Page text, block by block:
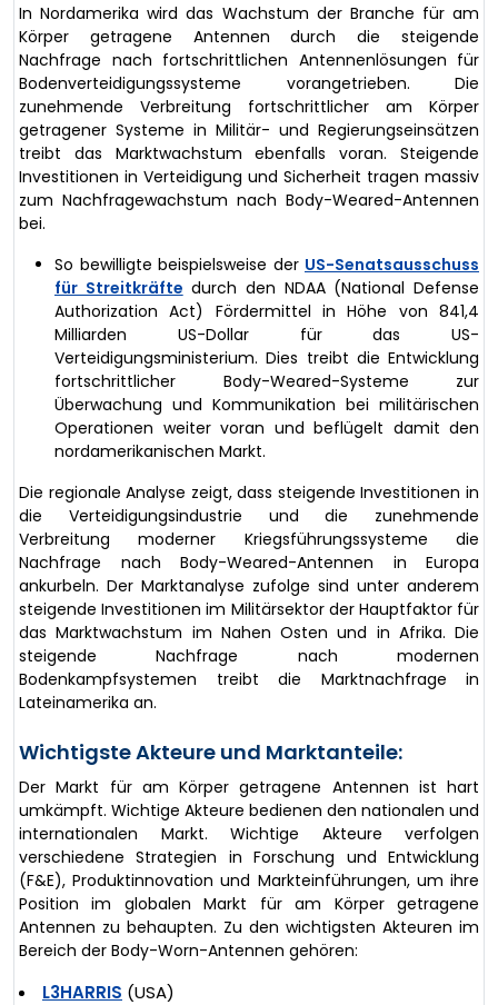
In Nordamerika wird das Wachstum der Branche für am
Körper getragene Antennen durch die steigende
Nachfrage nach fortschrittlichen Antennenlösungen für
Bodenverteidigungssysteme vorangetrieben. Die
zunehmende Verbreitung fortschrittlicher am Körper
getragener Systeme in Militär- und Regierungseinsätzen
treibt das Marktwachstum ebenfalls voran. Steigende
Investitionen in Verteidigung und Sicherheit tragen massiv
zum Nachfragewachstum nach Body-Weared-Antennen
bei.
So bewilligte beispielsweise der US-Senatsausschuss
für Streitkräfte durch den NDAA (National Defense
Authorization Act) Fördermittel in Höhe von 841,4
Milliarden US-Dollar für das US-
Verteidigungsministerium. Dies treibt die Entwicklung
fortschrittlicher Body-Weared-Systeme zur
Überwachung und Kommunikation bei militärischen
Operationen weiter voran und beflügelt damit den
nordamerikanischen Markt.
Die regionale Analyse zeigt, dass steigende Investitionen in
die Verteidigungsindustrie und die zunehmende
Verbreitung moderner Kriegsführungssysteme die
Nachfrage nach Body-Weared-Antennen in Europa
ankurbeln. Der Marktanalyse zufolge sind unter anderem
steigende Investitionen im Militärsektor der Hauptfaktor für
das Marktwachstum im Nahen Osten und in Afrika. Die
steigende Nachfrage nach modernen
Bodenkampfsystemen treibt die Marktnachfrage in
Lateinamerika an.
Wichtigste Akteure und Marktanteile:
Der Markt für am Körper getragene Antennen ist hart
umkämpft. Wichtige Akteure bedienen den nationalen und
internationalen Markt. Wichtige Akteure verfolgen
verschiedene Strategien in Forschung und Entwicklung
(F&E), Produktinnovation und Markteinführungen, um ihre
Position im globalen Markt für am Körper getragene
Antennen zu behaupten. Zu den wichtigsten Akteuren im
Bereich der Body-Worn-Antennen gehören:
L3HARRIS (USA)